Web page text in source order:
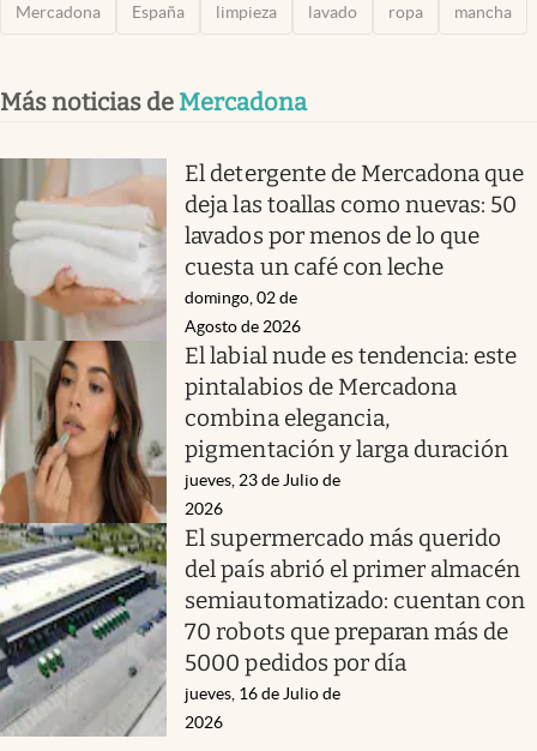
Mercadona España limpieza lavado ropa mancha
Más noticias de Mercadona
El detergente de Mercadona que
deja las toallas como nuevas: 50
lavados por menos de lo que
cuesta un café con leche
domingo, 02 de
Agosto de 2026
El labial nude es tendencia: este
pintalabios de Mercadona
combina elegancia,
pigmentación y larga duración
jueves, 23 de Julio de
2026
El supermercado más querido
del país abrió el primer almacén
semiautomatizado: cuentan con
70 robots que preparan más de
5000 pedidos por día
jueves, 16 de Julio de
2026